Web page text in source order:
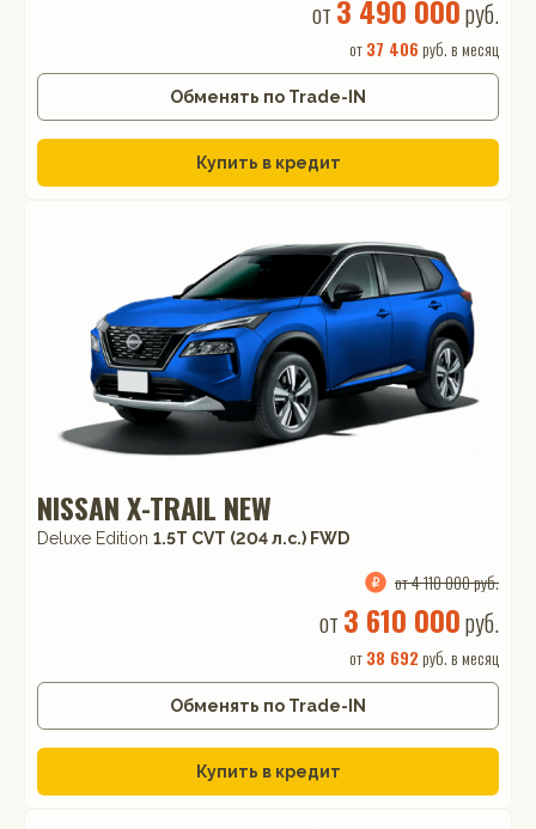
от 3 490 000руб.
от37 406 руб. в месяц
Обменять по Trade-IN
Купить в кредит
NISSAN X-TRAIL NEW
Deluxe Edition 1.5T CVT (204 л.с.) FWD
от 4 110 000 руб.
от 3 610 000руб.
от38 692 руб. в месяц
Обменять по Trade-IN
Купить в кредит